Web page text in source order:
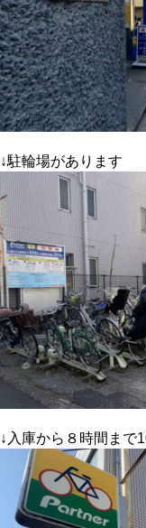
↓駐輪場があります
↓入庫から８時間まで